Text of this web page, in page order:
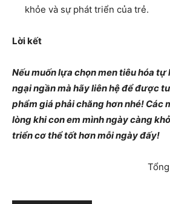
khỏe và sự phát triển của trẻ.
Lời kết
Nếu muốn lựa chọn men tiêu hóa
ngại ngần mà hãy liên hệ để được
phẩm giá phải chăng hơn nhé! Các
lòng khi con em mình ngày càng
triển cơ thể tốt hơn mỗi ngày đấy!